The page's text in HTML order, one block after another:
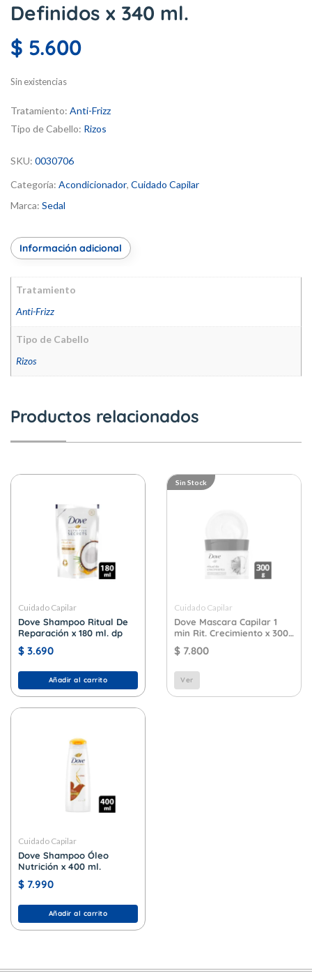
Definidos x 340 ml.
$ 5.600
Sin existencias
Tratamiento: Anti-Frizz
Tipo de Cabello: Rizos
SKU: 0030706
Categoría: Acondicionador, Cuidado Capilar
Marca: Sedal
Información adicional
Tratamiento
Anti-Frizz
Tipo de Cabello
Rizos
Productos relacionados
Cuidado Capilar
Dove Shampoo Ritual De
Reparación x 180 ml. dp
$ 3.690
Añadir al carrito
Sin Stock
Cuidado Capilar
Dove Mascara Capilar 1
min Rit. Crecimiento x 300
gr.
$ 7.800
Ver
Cuidado Capilar
Dove Shampoo Óleo
Nutrición x 400 ml.
$ 7.990
Añadir al carrito